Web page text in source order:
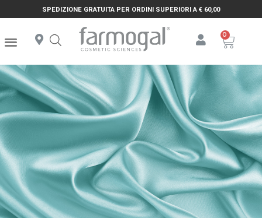
SPEDIZIONE GRATUITA PER ORDINI SUPERIORI A € 60,00